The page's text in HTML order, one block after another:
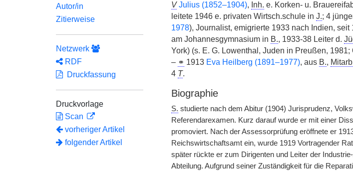
Autor/in
Zitierweise
Netzwerk
RDF
Druckfassung
Druckvorlage
Scan
vorheriger Artikel
folgender Artikel
V Julius (1852–1904), Inh. e. Korken- u.
leitete 1946 e. privaten Wirtsch.schule in J.; 4
1978), Journalist, emigrierte 1933 nach Indien, seit
am Johannesgymnasium in B., 1933-38 Leiter d.
York) (s. E. G. Lowenthal, Juden in Preußen, 1981;
– ⚭ 1913 Eva Heilberg (1891–1977), aus B.,
4 T.
Biographie
S. studierte nach dem Abitur (1904) Jurisprudenz,
Referendarexamen. Kurz darauf wurde er mit einer
promoviert. Nach der Assessorprüfung eröffnete er
Reichswirtschaftsamt ein, wurde 1919 Vortragender
später rückte er zum Dirigenten und Leiter der
Abteilung. Aufgrund seiner Zuständigkeit für die